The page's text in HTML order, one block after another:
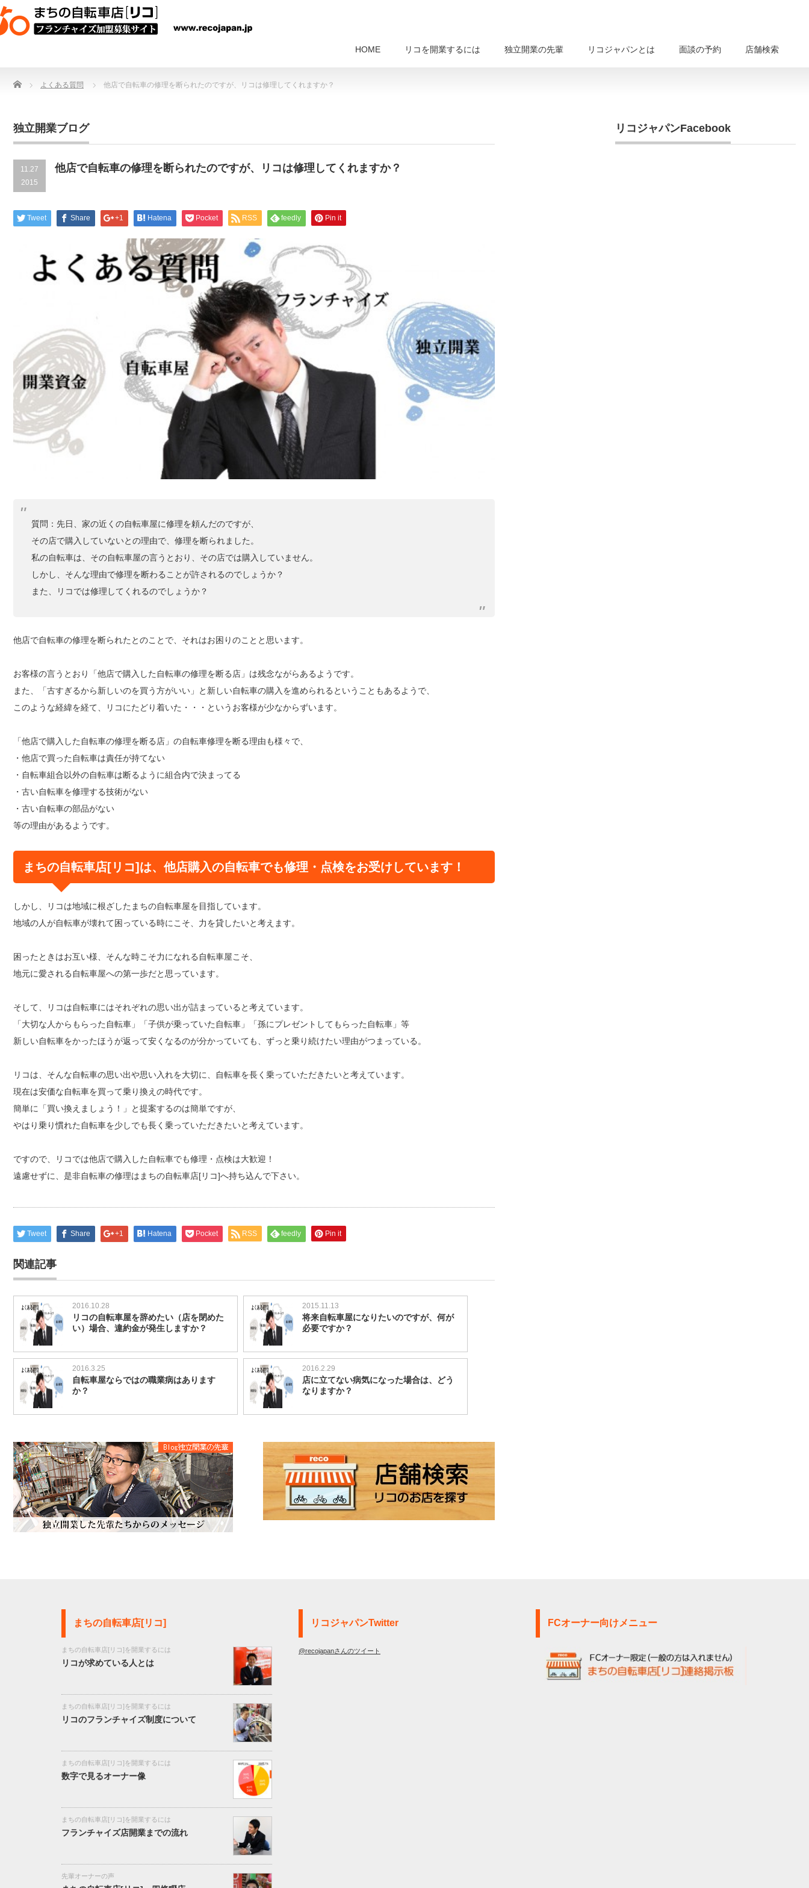
HOME リコを開業するには 独立開業の先輩 リコジャパンとは 面談の予約 店舗検索
Home よくある質問 他店で自転車の修理を断られたのですが、リコは修理してくれますか？
独立開業ブログ
11.27
2015
他店で自転車の修理を断られたのですが、リコは修理してくれますか？
Tweet Share +1 Hatena Pocket RSS feedly Pin it
質問：先日、家の近くの自転車屋に修理を頼んだのですが、
その店で購入していないとの理由で、修理を断られました。
私の自転車は、その自転車屋の言うとおり、その店では購入していません。
しかし、そんな理由で修理を断わることが許されるのでしょうか？
また、リコでは修理してくれるのでしょうか？
他店で自転車の修理を断られたとのことで、それはお困りのことと思います。
お客様の言うとおり「他店で購入した自転車の修理を断る店」は残念ながらあるようです。
また、「古すぎるから新しいのを買う方がいい」と新しい自転車の購入を進められるということもあるようで、
このような経緯を経て、リコにたどり着いた・・・というお客様が少なからずいます。
「他店で購入した自転車の修理を断る店」の自転車修理を断る理由も様々で、
・他店で買った自転車は責任が持てない
・自転車組合以外の自転車は断るように組合内で決まってる
・古い自転車を修理する技術がない
・古い自転車の部品がない
等の理由があるようです。
まちの自転車店[リコ]は、他店購入の自転車でも修理・点検をお受けしています！
しかし、リコは地域に根ざしたまちの自転車屋を目指しています。
地域の人が自転車が壊れて困っている時にこそ、力を貸したいと考えます。
困ったときはお互い様、そんな時こそ力になれる自転車屋こそ、
地元に愛される自転車屋への第一歩だと思っています。
そして、リコは自転車にはそれぞれの思い出が詰まっていると考えています。
「大切な人からもらった自転車」「子供が乗っていた自転車」「孫にプレゼントしてもらった自転車」等
新しい自転車をかったほうが返って安くなるのが分かっていても、ずっと乗り続けたい理由がつまっている。
リコは、そんな自転車の思い出や思い入れを大切に、自転車を長く乗っていただきたいと考えています。
現在は安価な自転車を買って乗り換えの時代です。
簡単に「買い換えましょう！」と提案するのは簡単ですが、
やはり乗り慣れた自転車を少しでも長く乗っていただきたいと考えています。
ですので、リコでは他店で購入した自転車でも修理・点検は大歓迎！
遠慮せずに、是非自転車の修理はまちの自転車店[リコ]へ持ち込んで下さい。
Tweet Share +1 Hatena Pocket RSS feedly Pin it
関連記事
2016.10.28
リコの自転車屋を辞めたい（店を閉めた
い）場合、違約金が発生しますか？
2015.11.13
将来自転車屋になりたいのですが、何が
必要ですか？
2016.3.25
自転車屋ならではの職業病はあります
か？
2016.2.29
店に立てない病気になった場合は、どう
なりますか？
リコジャパンFacebook
まちの自転車店[リコ]
まちの自転車店[リコ]を開業するには
リコが求めている人とは
まちの自転車店[リコ]を開業するには
リコのフランチャイズ制度について
まちの自転車店[リコ]を開業するには
数字で見るオーナー像
まちの自転車店[リコ]を開業するには
フランチャイズ店開業までの流れ
先輩オーナーの声
リコジャパンTwitter
@recojapanさんのツイート
FCオーナー向けメニュー